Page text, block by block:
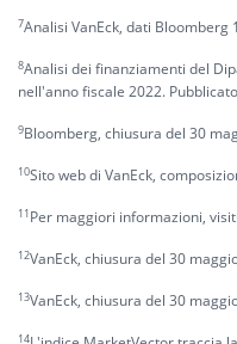
7Analisi VanEck, dati Bloomberg
8Analisi dei finanziamenti del
nell'anno fiscale 2022.
9Bloomberg, chiusura del 30
10Sito web di VanEck,
11Per maggiori informazioni, visiti
12VanEck, chiusura del 30
13VanEck, chiusura del 30
14